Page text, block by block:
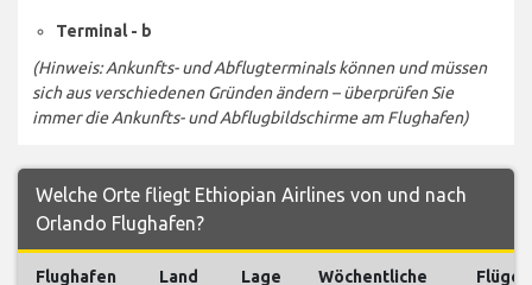
Terminal - b
(Hinweis: Ankunfts- und Abflugterminals können und müssen
sich aus verschiedenen Gründen ändern – überprüfen Sie
immer die Ankunfts- und Abflugbildschirme am Flughafen)
Welche Orte fliegt Ethiopian Airlines von und nach
Orlando Flughafen?
Flughafen Land Lage
Wöchentliche
Flüge